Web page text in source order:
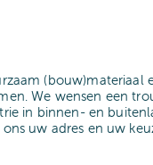
(bouw)materiaal
We wensen een
in binnen- en
uw adres en uw